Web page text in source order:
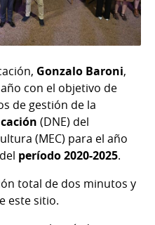
Gonzalo Baroni,
con el objetivo de
de gestión de la
(DNE) del
(MEC) para el año
período 2020-2025.
total de dos minutos y
este sitio.